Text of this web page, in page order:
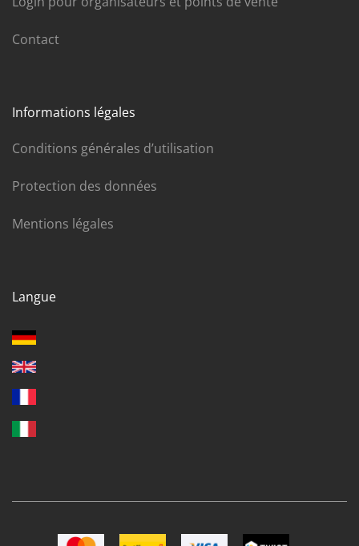
Contact
Informations légales
Conditions générales d’utilisation
Protection des données
Mentions légales
Langue